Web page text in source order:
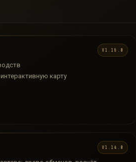
V1.16.0
карту
V1.14.0